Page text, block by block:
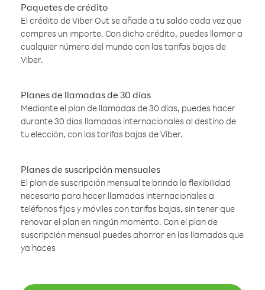
Paquetes de crédito
El crédito de Viber Out se añade a tu saldo cada vez que
compres un importe. Con dicho crédito, puedes llamar a
cualquier número del mundo con las tarifas bajas de
Viber.
Planes de llamadas de 30 días
Mediante el plan de llamadas de 30 días, puedes hacer
durante 30 días llamadas internacionales al destino de
tu elección, con las tarifas bajas de Viber.
Planes de suscripción mensuales
El plan de suscripción mensual te brinda la flexibilidad
necesaria para hacer llamadas internacionales a
teléfonos fijos y móviles con tarifas bajas, sin tener que
renovar el plan en ningún momento. Con el plan de
suscripción mensual puedes ahorrar en las llamadas que
ya haces